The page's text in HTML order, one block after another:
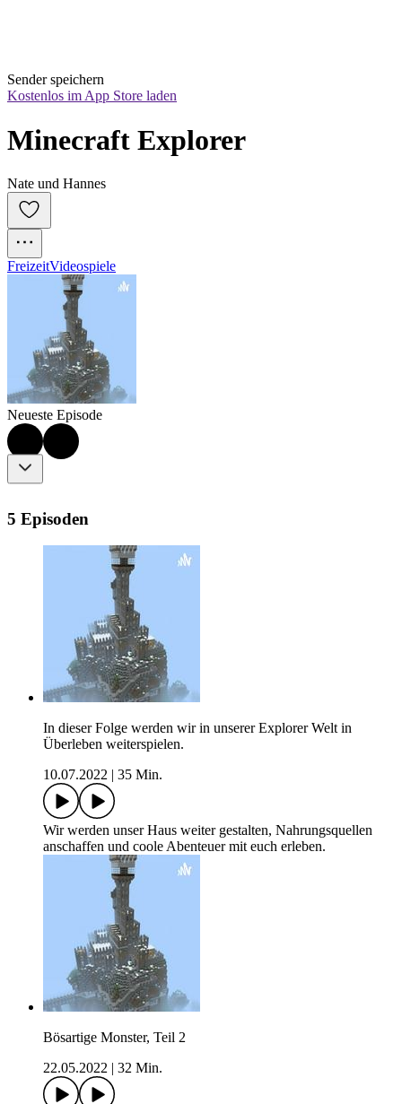
Sender speichern
Kostenlos im App Store laden
Minecraft Explorer
Nate und Hannes
FreizeitVideospiele
Neueste Episode
5 Episoden
In dieser Folge werden wir in unserer Explorer Welt in
Überleben weiterspielen.
10.07.2022
35 Min.
Wir werden unser Haus weiter gestalten, Nahrungsquellen
anschaffen und coole Abenteuer mit euch erleben.
Bösartige Monster, Teil 2
22.05.2022
32 Min.